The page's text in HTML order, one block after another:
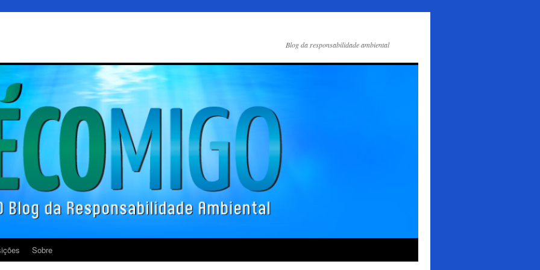
Blog da responsabilidade ambiental
Sobre